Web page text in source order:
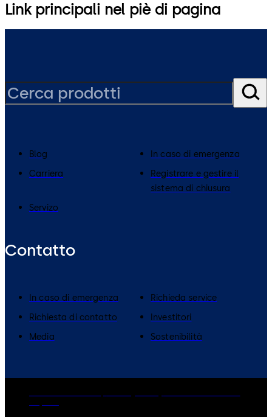
Link principali nel piè di pagina
Blog
In caso di emergenza
Carriera
Registrare e gestire il
sistema di chiusura
Servizo
Contatto
In caso di emergenza
Richieda service
Richiesta di contatto
Investitori
Media
Sostenibilità